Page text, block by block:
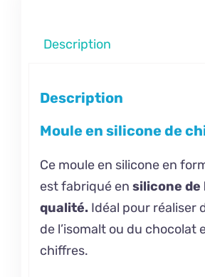
Description
Description
Moule en silicone de
Ce moule en silicone en
est fabriqué en silicone de
qualité.Idéal pour réaliser
de l’isomalt ou du chocolat
chiffres.